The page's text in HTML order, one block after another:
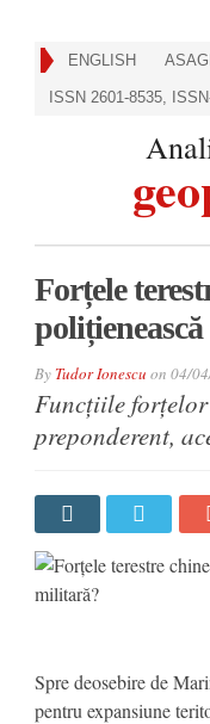
ENGLISH
ISSN 2601-8535,
Forțele
By Tudor Ionescu on 04/
Funcțiile forțelor
preponderent,
Spre deosebire de
pentru expansiune